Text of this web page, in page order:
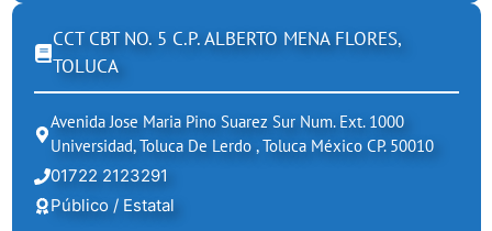
CCT CBT NO. 5 C.P. ALBERTO MENA FLORES,
TOLUCA
Avenida Jose Maria Pino Suarez Sur Num. Ext. 1000
Universidad, Toluca De Lerdo , Toluca México CP. 50010
01722 2123291
Público / Estatal